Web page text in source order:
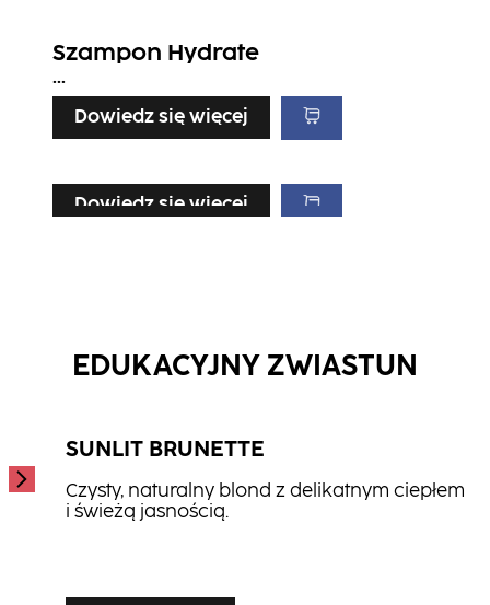
Szampon Hydrate
...
Dowiedz się więcej
Dowiedz się więcej
EDUKACYJNY ZWIASTUN
SUNLIT BRUNETTE
Czysty, naturalny blond z delikatnym ciepłem
i świeżą jasnością.
...